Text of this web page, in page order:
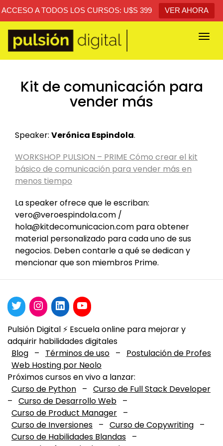
ACCESO A TODOS LOS CURSOS: U$S 399 VER AHORA
Kit de comunicación para
vender más
Speaker: Verónica Espindola.
WORKSHOP PULSION – PRIME Cómo crear el kit
básico de comunicación para vender más en
menos tiempo
La speaker ofrece que le escriban:
vero@veroespindola.com /
hola@kitdecomunicacion.com para obtener
material personalizado para cada uno de sus
negocios. Deben contarle a qué se dedican y
mencionar que son miembros Prime.
Pulsión Digital ⚡️ Escuela online para mejorar y
adquirir habilidades digitales
Blog – Términos de uso –
Postulación de Profes
Web Hosting por Neolo
Próximos cursos en vivo a lanzar:
Curso de Python – Curso de Full Stack Developer
– Curso de Desarrollo Web –
Curso de Product Manager –
Curso de Inversiones – Curso de Copywriting –
Curso de Habilidades Blandas –